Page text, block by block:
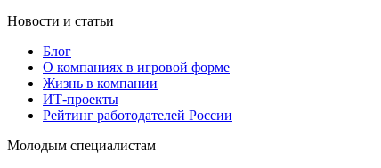
Новости и статьи
Блог
О компаниях в игровой форме
Жизнь в компании
ИТ-проекты
Рейтинг работодателей России
Молодым специалистам